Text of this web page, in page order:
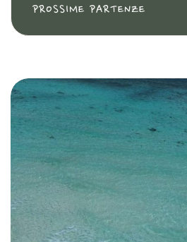
PROSSIME PARTENZE